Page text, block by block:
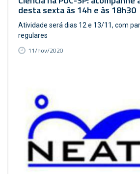
desta sexta às 14h e às 18h30
Atividade será dias 12 e 13/11, com
regulares
11/nov/2020